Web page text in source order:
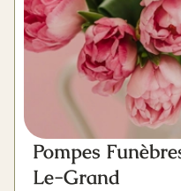
Pompes
Le-Grand